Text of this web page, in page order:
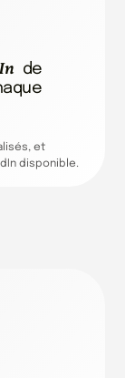
de
et
disponible.